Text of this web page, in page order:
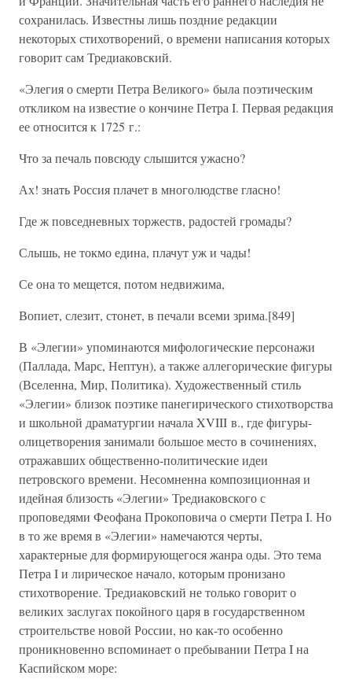
сохранилась. Известны лишь поздние редакции
некоторых стихотворений, о времени написания которых
говорит сам Тредиаковский.
«Элегия о смерти Петра Великого» была поэтическим
откликом на известие о кончине Петра I. Первая редакция
ее относится к 1725 г.:
Что за печаль повсюду слышится ужасно?
Ах! знать Россия плачет в многолюдстве гласно!
Где ж повседневных торжеств, радостей громады?
Слышь, не токмо едина, плачут уж и чады!
Се она то мещется, потом недвижима,
Вопиет, слезит, стонет, в печали всеми зрима.[849]
В «Элегии» упоминаются мифологические персонажи
(Паллада, Марс, Нептун), а также аллегорические фигуры
(Вселенна, Мир, Политика). Художественный стиль
«Элегии» близок поэтике панегирического стихотворства
и школьной драматургии начала XVIII в., где фигуры-
олицетворения занимали большое место в сочинениях,
отражавших общественно-политические идеи
петровского времени. Несомненна композиционная и
идейная близость «Элегии» Тредиаковского с
проповедями Феофана Прокоповича о смерти Петра I. Но
в то же время в «Элегии» намечаются черты,
характерные для формирующегося жанра оды. Это тема
Петра I и лирическое начало, которым пронизано
стихотворение. Тредиаковский не только говорит о
великих заслугах покойного царя в государственном
строительстве новой России, но как-то особенно
проникновенно вспоминает о пребывании Петра I на
Каспийском море: